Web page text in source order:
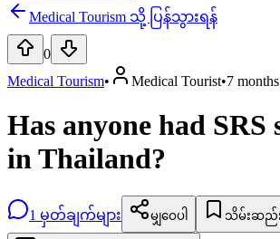
Medical Tourism သို့ ပြန်သွားရန်
0
Medical Tourism• Medical Tourist•7
Has anyone had SRS
in Thailand?
1 မှတ်ချက်များ မျှဝေပါ သိမ်းဆည်း